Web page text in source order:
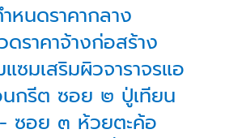
หนดราคากลาง
ดราคาจ้างก่อสร้าง
ซมเสริมผิวจาราจรแอ
กรีต ซอย ๒ ปู่เทียน
ซอย ๓ ห้วยตะค้อ